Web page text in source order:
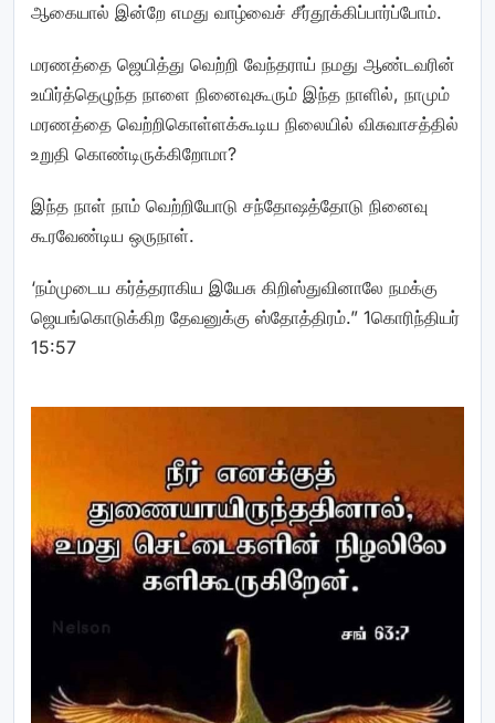
ஆகையால் இன்றே எமது வாழ்வைச் சீர்தூக்கிப்பார்ப்போம்.
மரணத்தை ஜெயித்து வெற்றி வேந்தராய் நமது ஆண்டவரின்
உயிர்த்தெழுந்த நாளை நினைவுகூரும் இந்த நாளில், நாமும்
மரணத்தை வெற்றிகொள்ளக்கூடிய நிலையில் விசுவாசத்தில்
உறுதி கொண்டிருக்கிறோமா?
இந்த நாள் நாம் வெற்றியோடு சந்தோஷத்தோடு நினைவு
கூரவேண்டிய ஒருநாள்.
‘நம்முடைய கர்த்தராகிய இயேசு கிறிஸ்துவினாலே நமக்கு
ஜெயங்கொடுக்கிற தேவனுக்கு ஸ்தோத்திரம்.” 1கொரிந்தியர்
15:57